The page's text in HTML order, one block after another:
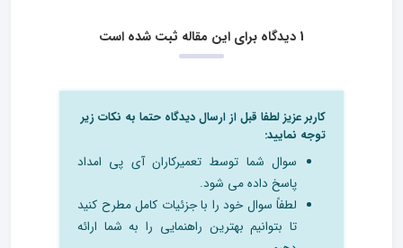
1 دیدگاه برای این مقاله ثبت شده است
کاربر عزیز لطفا قبل از ارسال دیدگاه حتما به نکات زیر
توجه نمایید:
سوال شما توسط تعمیرکاران آی پی امداد
پاسخ داده می شود.
لطفاً سوال خود را با جزئیات کامل مطرح کنید
تا بتوانیم بهترین راهنمایی را به شما ارائه